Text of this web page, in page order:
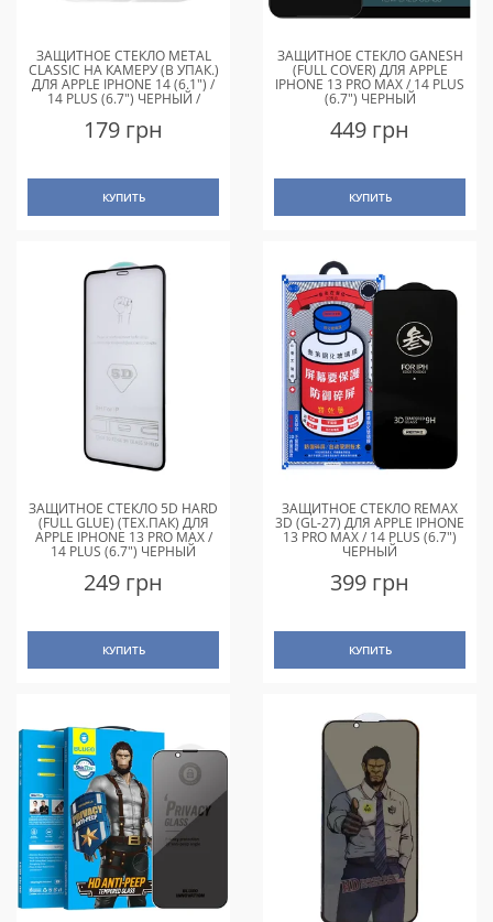
ЗАЩИТНОЕ СТЕКЛО METAL
CLASSIC НА КАМЕРУ (В УПАК.)
ДЛЯ APPLE IPHONE 14 (6.1") /
14 PLUS (6.7") ЧЕРНЫЙ /
179 грн
КУПИТЬ
ЗАЩИТНОЕ СТЕКЛО GANESH
(FULL COVER) ДЛЯ APPLE
IPHONE 13 PRO MAX / 14 PLUS
(6.7") ЧЕРНЫЙ
449 грн
КУПИТЬ
ЗАЩИТНОЕ СТЕКЛО 5D HARD
(FULL GLUE) (ТЕХ.ПАК) ДЛЯ
APPLE IPHONE 13 PRO MAX /
14 PLUS (6.7") ЧЕРНЫЙ
249 грн
КУПИТЬ
ЗАЩИТНОЕ СТЕКЛО REMAX
3D (GL-27) ДЛЯ APPLE IPHONE
13 PRO MAX / 14 PLUS (6.7")
ЧЕРНЫЙ
399 грн
КУПИТЬ